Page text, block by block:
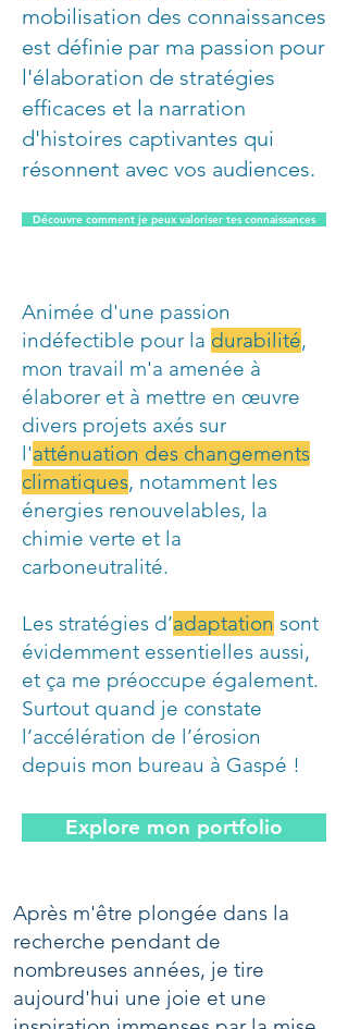
mobilisation des connaissances
est définie par ma passion pour
l'élaboration de stratégies
efficaces et la narration
d'histoires captivantes qui
résonnent avec vos audiences.
Découvre comment je peux valoriser tes connaissances
Animée d'une passion
indéfectible pour la durabilité,
mon travail m'a amenée à
élaborer et à mettre en œuvre
divers projets axés sur
l'atténuation des changements
climatiques, notamment les
énergies renouvelables, la
chimie verte et la
carboneutralité.
Les stratégies d’adaptation sont
évidemment essentielles aussi,
et ça me préoccupe également.
Surtout quand je constate
l’accélération de l’érosion
depuis mon bureau à Gaspé !
Explore mon portfolio
Après m'être plongée dans la
recherche pendant de
nombreuses années, je tire
aujourd'hui une joie et une